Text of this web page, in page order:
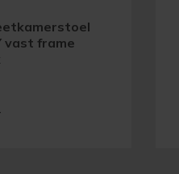
vast frame